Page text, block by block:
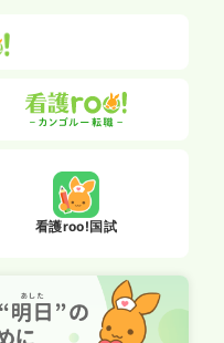
看護roo!国試